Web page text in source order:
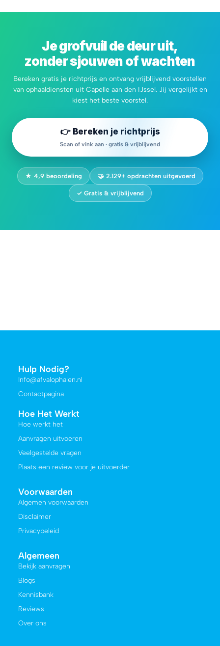
Je grofvuil de deur uit,
zonder sjouwen of wachten
Bereken gratis je richtprijs en ontvang vrijblijvend voorstellen
van ophaaldiensten uit Capelle aan den IJssel. Jij vergelijkt en
kiest het beste voorstel.
👉 Bereken je richtprijs
Scan of vink aan · gratis & vrijblijvend
★ 4,9 beoordeling 🤝 2.129+ opdrachten uitgevoerd
✓ Gratis & vrijblijvend
Hulp Nodig?
Info@afvalophalen.nl
Contactpagina
Hoe Het Werkt
Hoe werkt het
Aanvragen uitvoeren
Veelgestelde vragen
Plaats een review voor je uitvoerder
Voorwaarden
Algemen voorwaarden
Disclaimer
Privacybeleid
Algemeen
Bekijk aanvragen
Blogs
Kennisbank
Reviews
Over ons